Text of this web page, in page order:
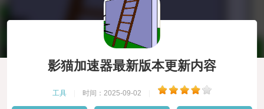
影猫加速器最新版本更新内容
工具 时间：2025-09-02